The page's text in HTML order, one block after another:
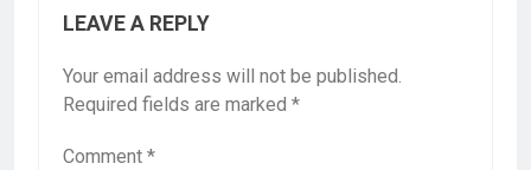
LEAVE A REPLY
Your email address will not be published.
Required fields are marked *
Comment *